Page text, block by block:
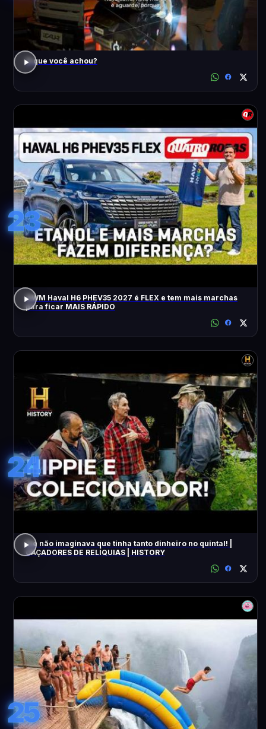
O que você achou?
23
GWM Haval H6 PHEV35 2027 é FLEX e tem mais marchas
para ficar MAIS RÁPIDO
24
Ele não imaginava que tinha tanto dinheiro no quintal! |
CAÇADORES DE RELÍQUIAS | HISTORY
25